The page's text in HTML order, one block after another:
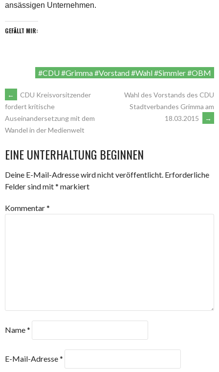
ansässigen Unternehmen.
GEFÄLLT MIR:
#CDU #Grimma #Vorstand #Wahl #Simmler #OBM
ARTIKEL-
NAVIGATION
←
CDU Kreisvorsitzender
fordert kritische
Auseinandersetzung mit dem
Wandel in der Medienwelt
Wahl des Vorstands des CDU
Stadtverbandes Grimma am
18.03.2015
→
EINE UNTERHALTUNG BEGINNEN
Deine E-Mail-Adresse wird nicht veröffentlicht. Erforderliche
Felder sind mit* markiert
Kommentar*
Name*
E-Mail-Adresse*